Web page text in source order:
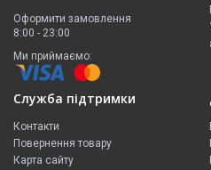
Оформити замовлення
8:00 - 23:00
Ми приймаємо:
Служба підтримки
Контакти
Повернення товару
Карта сайту